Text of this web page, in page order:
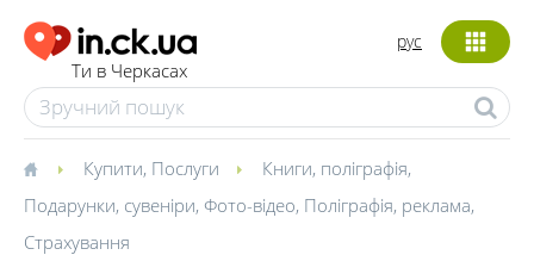
Ти в Черкасах
рус
Купити, Послуги Книги, поліграфія,
Подарунки, сувеніри, Фото-відео, Поліграфія, реклама,
Страхування